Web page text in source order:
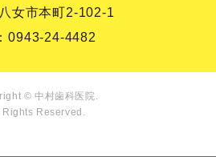
女市本町2-102-1
0943-24-4482
© 中村歯科医院.
Rights Reserved.